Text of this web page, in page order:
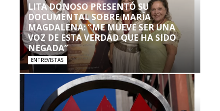
LITA DONOSO PRESENTÓ SU
DOCUMENTAL SOBRE MARÍA
MAGDALENA: “ME MUEVE SER UNA
VOZ DE ESTA VERDAD QUE HA SIDO
NEGADA”
ENTREVISTAS